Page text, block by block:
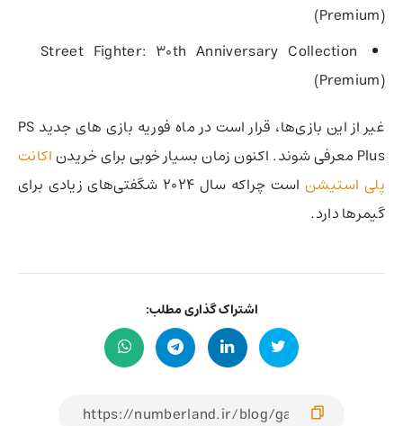
(Premium)
Street Fighter: 30th Anniversary Collection
(Premium)
غیر از این بازی‌ها، قرار است در ماه فوریه بازی های جدید PS
Plus معرفی شوند. اکنون زمان بسیار خوبی برای خریدن
اکانت
پلی استیشن
است چراکه سال 2024 شگفتی‌های زیادی برای
گیمرها دارد.
اشتراک گذاری مطلب: